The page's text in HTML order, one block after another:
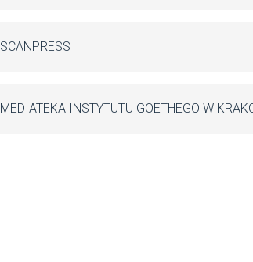
SCANPRESS
MEDIATEKA INSTYTUTU GOETHEGO W